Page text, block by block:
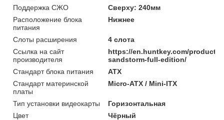
Поддержка СЖО
Сверху: 240мм
Расположение блока
питания
Нижнее
Слоты расширения
4 слота
Ссылка на сайт
производителя
https://en.huntkey.com/product/
sandstorm-full-edition/
Стандарт блока питания
ATX
Стандарт материнской
платы
Micro-ATX / Mini-ITX
Тип установки видеокарты
Горизонтальная
Цвет
Чёрный